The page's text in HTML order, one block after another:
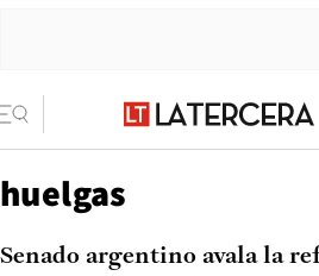
huelgas
Senado argentino avala la